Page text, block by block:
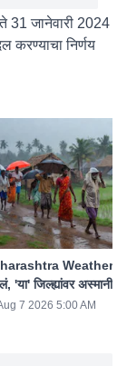
31 जानेवारी 2024
करण्याचा निर्णय
Weather :
'या' जिल्ह्यांवर अस्मानी
7 2026 5:00 AM